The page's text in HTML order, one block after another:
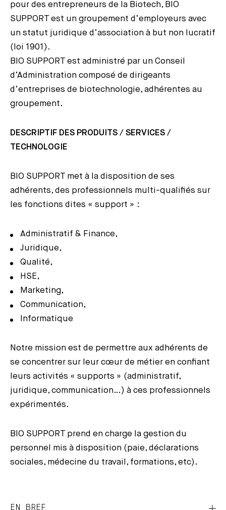
pour des entrepreneurs de la Biotech, BIO
SUPPORT est un groupement d’employeurs avec
un statut juridique d’association à but non lucratif
(loi 1901).
BIO SUPPORT est administré par un Conseil
d’Administration composé de dirigeants
d’entreprises de biotechnologie, adhérentes au
groupement.
DESCRIPTIF DES PRODUITS / SERVICES /
TECHNOLOGIE
BIO SUPPORT met à la disposition de ses
adhérents, des professionnels multi-qualifiés sur
les fonctions dites « support » :
Administratif & Finance,
Juridique,
Qualité,
HSE,
Marketing,
Communication,
Informatique
Notre mission est de permettre aux adhérents de
se concentrer sur leur cœur de métier en confiant
leurs activités « supports » (administratif,
juridique, communication…) à ces professionnels
expérimentés.
BIO SUPPORT prend en charge la gestion du
personnel mis à disposition (paie, déclarations
sociales, médecine du travail, formations, etc).
EN BREF